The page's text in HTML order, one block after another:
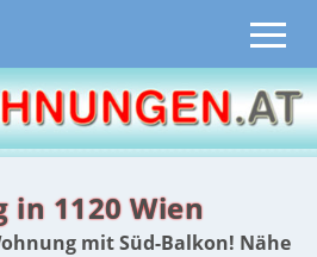
1120 Wien
mit Süd-Balkon! Nähe